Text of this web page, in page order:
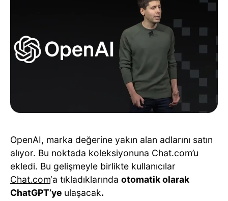
OpenAI, marka değerine yakın alan adlarını satın
alıyor. Bu noktada koleksiyonuna Chat.com’u
ekledi. Bu gelişmeyle birlikte kullanıcılar
Chat.com‘a tıkladıklarında otomatik olarak
ChatGPT’ye ulaşacak.